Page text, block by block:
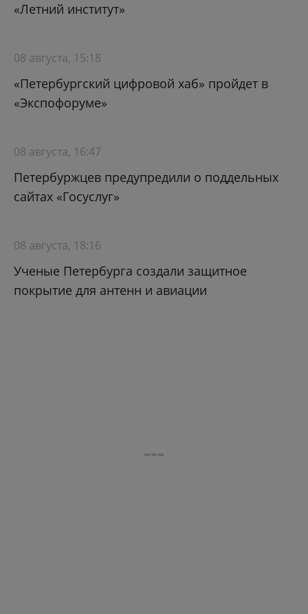
«Летний институт»
08 августа, 15:18
«Петербургский цифровой хаб» пройдет в
«Экспофоруме»
08 августа, 16:47
Петербуржцев предупредили о поддельных
сайтах «Госуслуг»
08 августа, 18:16
Ученые Петербурга создали защитное
покрытие для антенн и авиации